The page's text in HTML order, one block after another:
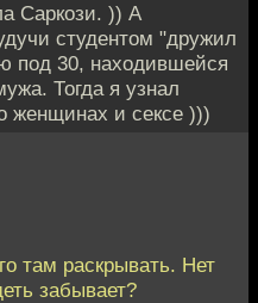
Саркози. )) А
студентом "дружил
под 30, находившейся
Тогда я узнал
женщинах и сексе )))
там раскрывать. Нет
забывает?